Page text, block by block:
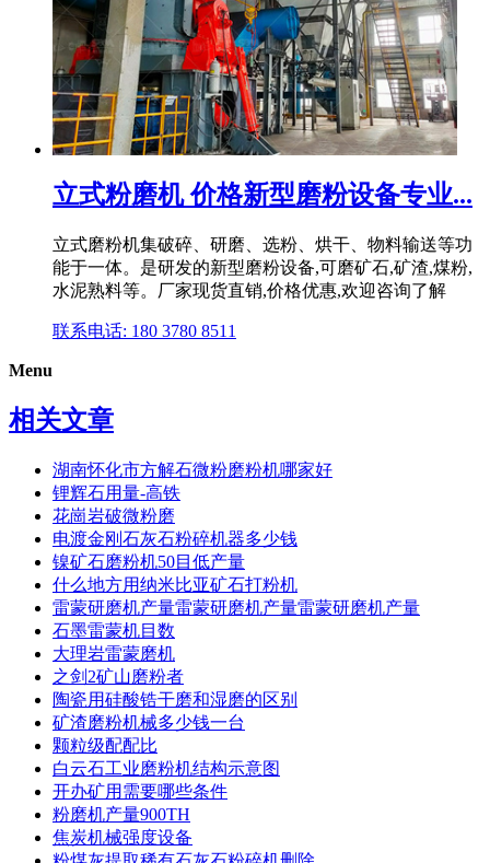
立式粉磨机 价格新型磨粉设备专业...
立式磨粉机集破碎、研磨、选粉、烘干、物料输送等功
能于一体。是研发的新型磨粉设备,可磨矿石,矿渣,煤粉,
水泥熟料等。厂家现货直销,价格优惠,欢迎咨询了解
联系电话: 180 3780 8511
Menu
相关文章
湖南怀化市方解石微粉磨粉机哪家好
锂辉石用量-高铁
花崗岩破微粉磨
电渡金刚石灰石粉碎机器多少钱
镍矿石磨粉机50目低产量
什么地方用纳米比亚矿石打粉机
雷蒙研磨机产量雷蒙研磨机产量雷蒙研磨机产量
石墨雷蒙机目数
大理岩雷蒙磨机
之剑2矿山磨粉者
陶瓷用硅酸锆干磨和湿磨的区别
矿渣磨粉机械多少钱一台
颗粒级配配比
白云石工业磨粉机结构示意图
开办矿用需要哪些条件
粉磨机产量900TH
焦炭机械强度设备